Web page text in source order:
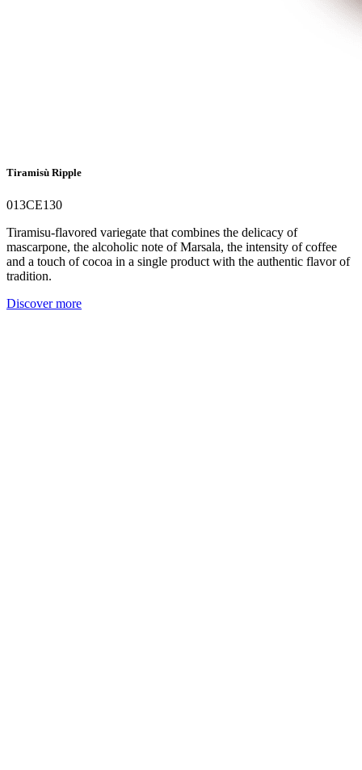
Tiramisù Ripple
013CE130
Tiramisu-flavored variegate that combines the delicacy of
mascarpone, the alcoholic note of Marsala, the intensity of coffee
and a touch of cocoa in a single product with the authentic flavor of
tradition.
Discover more